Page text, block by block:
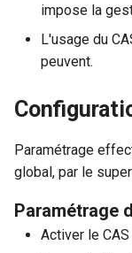
c
h
e
Anciennes pages
caduques
impose la
L'usage du
peuvent.
Paramétrage
global, par le
Paramétrage
Activer le CAS